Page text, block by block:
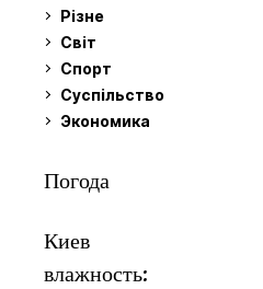
Різне
Світ
Спорт
Суспільство
Экономика
Погода
Киев
влажность: